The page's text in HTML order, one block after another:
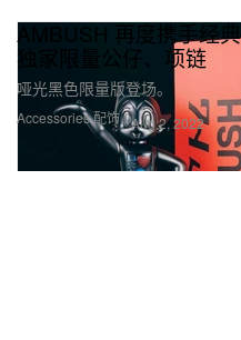
Accessories 配饰
AMBUSH 再度携手经
独家限量公仔、项链
哑光黑色限量版登场。
Aug 2, 2022